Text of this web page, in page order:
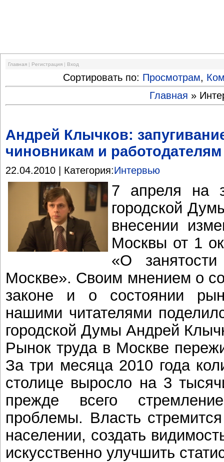
Главная | Регистрация | Вход
Сортировать по: Просмотрам,
Главная »
Андрей Клычков:
чиновникам и работодателям
22.04.2010 | Категория:Интервью
7 апреля на
городской
внесении
Москвы от 1
«О
Москве». Своим мнением о
законе и о состоянии
нашими читателями
городской Думы Андрей
Рынок труда в Москве
За три месяца 2010 года
столице выросло на 3
прежде всего
проблемы. Власть
населении, создать
искусственно улучшить